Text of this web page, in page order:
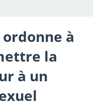
à
la
à un